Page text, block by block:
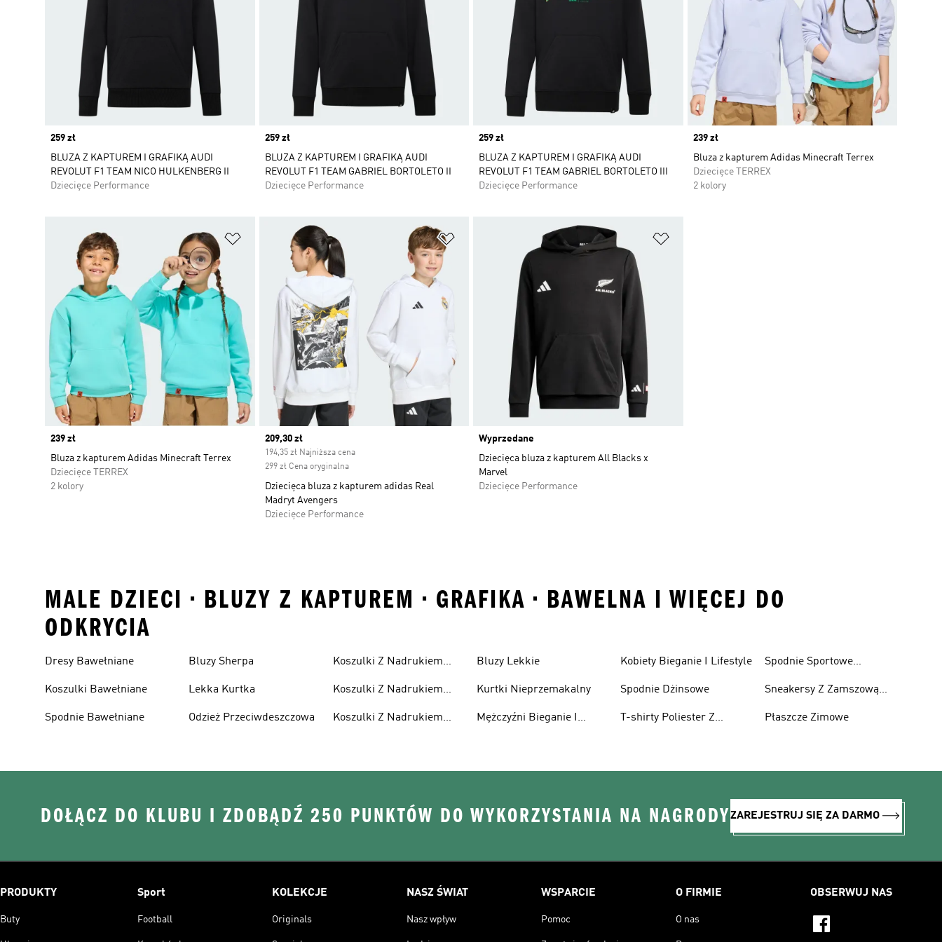
Price
259 zł
BLUZA Z KAPTUREM I GRAFIKĄ AUDI
REVOLUT F1 TEAM NICO HULKENBERG II
Dziecięce Performance
Price
259 zł
BLUZA Z KAPTUREM I GRAFIKĄ AUDI
REVOLUT F1 TEAM GABRIEL BORTOLETO II
Dziecięce Performance
Price
259 zł
BLUZA Z KAPTUREM I GRAFIKĄ AUDI
REVOLUT F1 TEAM GABRIEL BORTOLETO III
Dziecięce Performance
Price
239 zł
Bluza z kapturem Adidas Minecraft Terrex
Dziecięce TERREX
2 kolory
Dodaj do listy życzeń
Price
239 zł
Bluza z kapturem Adidas Minecraft Terrex
Dziecięce TERREX
2 kolory
Dodaj do listy życzeń
Current price
209,30 zł
194,35 zł Najniższa cena
299 zł Cena oryginalna
Dziecięca bluza z kapturem adidas Real
Madryt Avengers
Dziecięce Performance
Wyprzedane
Dziecięca bluza z kapturem All Blacks x
Marvel
Dziecięce Performance
MALE DZIECI • BLUZY Z KAPTUREM • GRAFIKA • BAWELNA I WIĘCEJ DO
ODKRYCIA
Dresy Bawełniane
Koszulki Bawełniane
Spodnie Bawełniane
Bluzy Sherpa
Lekka Kurtka
Odzież Przeciwdeszczowa
Koszulki Z Nadrukiem
Koszulki Z Nadrukiem
Koszulki Z Nadrukiem
Bluzy Lekkie
Kurtki Nieprzemakalny
Mężczyźni Bieganie I
Kobiety Bieganie I Lifestyle
Spodnie Dżinsowe
T-shirty Poliester Z
Spodnie Sportowe
Sneakersy Z Zamszową
Płaszcze Zimowe
DOŁĄCZ DO KLUBU I ZDOBĄDŹ 250 PUNKTÓW DO WYKORZYSTANIA NA NAGRODYZAREJESTRUJ SIĘ ZA DARMO
PRODUKTY
Buty
Sport
Football
KOLEKCJE
Originals
NASZ ŚWIAT
Nasz wpływ
WSPARCIE
Pomoc
O FIRMIE
O nas
OBSERWUJ NAS